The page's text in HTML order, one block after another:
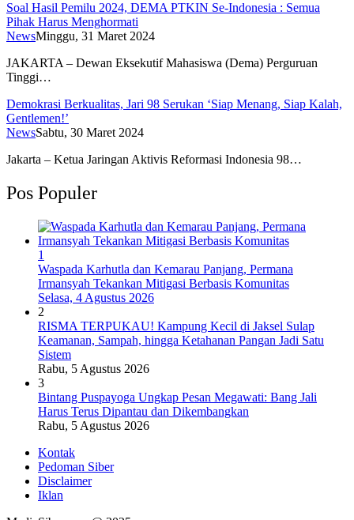
Soal Hasil Pemilu 2024, DEMA PTKIN Se-Indonesia : Semua
Pihak Harus Menghormati
NewsMinggu, 31 Maret 2024
JAKARTA – Dewan Eksekutif Mahasiswa (Dema) Perguruan
Tinggi…
Demokrasi Berkualitas, Jari 98 Serukan ‘Siap Menang, Siap Kalah,
Gentlemen!’
NewsSabtu, 30 Maret 2024
Jakarta – Ketua Jaringan Aktivis Reformasi Indonesia 98…
Pos Populer
1
Waspada Karhutla dan Kemarau Panjang, Permana
Irmansyah Tekankan Mitigasi Berbasis Komunitas
Selasa, 4 Agustus 2026
2
RISMA TERPUKAU! Kampung Kecil di Jaksel Sulap
Keamanan, Sampah, hingga Ketahanan Pangan Jadi Satu
Sistem
Rabu, 5 Agustus 2026
3
Bintang Puspayoga Ungkap Pesan Megawati: Bang Jali
Harus Terus Dipantau dan Dikembangkan
Rabu, 5 Agustus 2026
Kontak
Pedoman Siber
Disclaimer
Iklan